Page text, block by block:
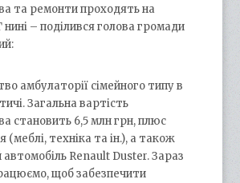
та ремонти проходять на
– поділився голова громади
амбулаторії сімейного типу в
Загальна вартість
становить 6,5 млн грн, плюс
(меблі, техніка та ін.), а також
Renault Duster. Зараз
щоб забезпечити